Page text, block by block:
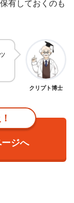
有しておくのも
クリプト博士
ジへ